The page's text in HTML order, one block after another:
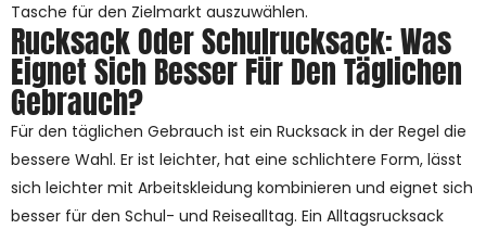
Tasche für den Zielmarkt auszuwählen.
Rucksack Oder Schulrucksack: Was
Eignet Sich Besser Für Den Täglichen
Gebrauch?
Für den täglichen Gebrauch ist ein Rucksack in der Regel die
bessere Wahl. Er ist leichter, hat eine schlichtere Form, lässt
sich leichter mit Arbeitskleidung kombinieren und eignet sich
besser für den Schul- und Reisealltag. Ein Alltagsrucksack